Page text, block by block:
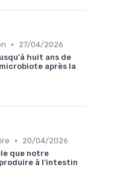
•
27/04/2026
huit ans de
après la
•
20/04/2026
que notre
à l'intestin